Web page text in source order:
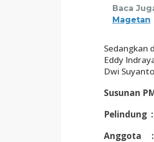
Baca
Magetan
Sedangkan
Eddy
Dwi
Susunan
Pelindung
Anggota :